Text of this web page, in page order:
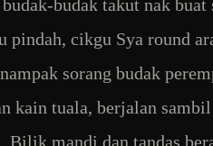
budak-budak takut nak
pindah, cikgu Sya round
sorang budak
kain tuala, berjalan
Bilik mandi dan tandas